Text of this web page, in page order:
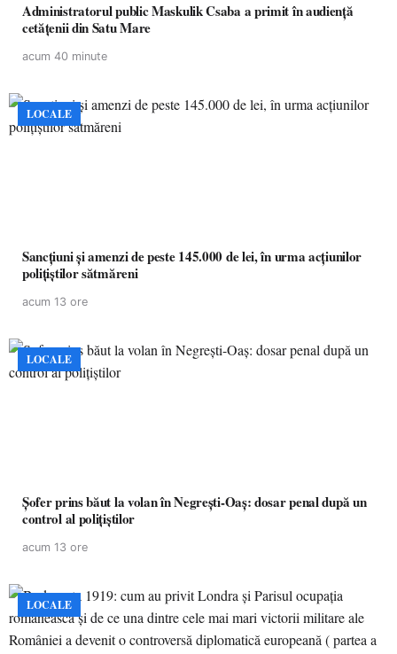
Administratorul public Maskulik Csaba a primit în audiență
cetățenii din Satu Mare
acum 40 minute
LOCALE
Sancțiuni și amenzi de peste 145.000 de lei, în urma acțiunilor
polițiștilor sătmăreni
acum 13 ore
LOCALE
Șofer prins băut la volan în Negrești-Oaș: dosar penal după un
control al polițiștilor
acum 13 ore
LOCALE